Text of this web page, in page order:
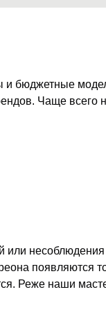
бюджетные
Чаще всего
или
появляются
Реже наши